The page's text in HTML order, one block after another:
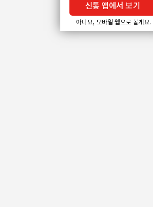
신통 앱에서 보기
아니요, 모바일 웹으로 볼게요.